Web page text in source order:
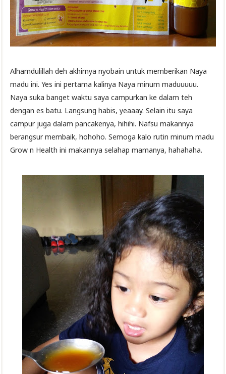
Alhamdulillah deh akhirnya nyobain untuk memberikan Naya
madu ini. Yes ini pertama kalinya Naya minum maduuuuu.
Naya suka banget waktu saya campurkan ke dalam teh
dengan es batu. Langsung habis, yeaaay. Selain itu saya
campur juga dalam pancakenya, hihihi. Nafsu makannya
berangsur membaik, hohoho. Semoga kalo rutin minum madu
Grow n Health ini makannya selahap mamanya, hahahaha.